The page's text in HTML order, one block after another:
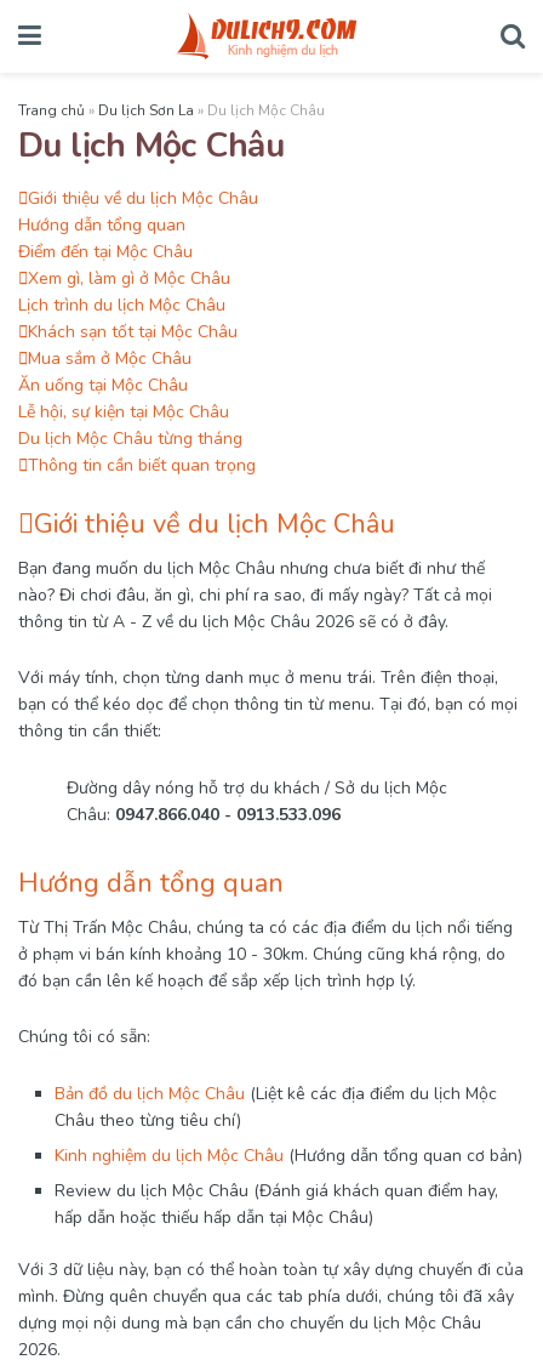
Trang chủ » Du lịch Sơn La » Du lịch Mộc Châu
Du lịch Mộc Châu
Giới thiệu về du lịch Mộc Châu
Hướng dẫn tổng quan
Điểm đến tại Mộc Châu
Xem gì, làm gì ở Mộc Châu
Lịch trình du lịch Mộc Châu
Khách sạn tốt tại Mộc Châu
Mua sắm ở Mộc Châu
Ăn uống tại Mộc Châu
Lễ hội, sự kiện tại Mộc Châu
Du lịch Mộc Châu từng tháng
Thông tin cần biết quan trọng
Giới thiệu về du lịch Mộc Châu
Bạn đang muốn du lịch Mộc Châu nhưng chưa biết đi như thế
nào? Đi chơi đâu, ăn gì, chi phí ra sao, đi mấy ngày? Tất cả mọi
thông tin từ A - Z về du lịch Mộc Châu 2026 sẽ có ở đây.
Với máy tính, chọn từng danh mục ở menu trái. Trên điện thoại,
bạn có thể kéo dọc để chọn thông tin từ menu. Tại đó, bạn có mọi
thông tin cần thiết:
Đường dây nóng hỗ trợ du khách / Sở du lịch Mộc
Châu: 0947.866.040 - 0913.533.096
Hướng dẫn tổng quan
Từ Thị Trấn Mộc Châu, chúng ta có các địa điểm du lịch nổi tiếng
ở phạm vi bán kính khoảng 10 - 30km. Chúng cũng khá rộng, do
đó bạn cần lên kế hoạch để sắp xếp lịch trình hợp lý.
Chúng tôi có sẵn:
Bản đồ du lịch Mộc Châu (Liệt kê các địa điểm du lịch Mộc
Châu theo từng tiêu chí)
Kinh nghiệm du lịch Mộc Châu (Hướng dẫn tổng quan cơ bản)
Review du lịch Mộc Châu (Đánh giá khách quan điểm hay,
hấp dẫn hoặc thiếu hấp dẫn tại Mộc Châu)
Với 3 dữ liệu này, bạn có thể hoàn toàn tự xây dựng chuyến đi của
mình. Đừng quên chuyển qua các tab phía dưới, chúng tôi đã xây
dựng mọi nội dung mà bạn cần cho chuyến du lịch Mộc Châu
2026.